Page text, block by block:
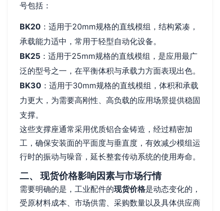
号包括：
BK20 ：适用于20mm规格的直线模组，结构紧凑，
承载能力适中，常用于轻型自动化设备。
BK25 ：适用于25mm规格的直线模组，是应用最广
泛的型号之一，在平衡体积与承载力方面表现出色。
BK30 ：适用于30mm规格的直线模组，体积和承载
力更大，为需要高刚性、高负载的应用场景提供稳固
支撑。
这些支撑座通常采用优质铝合金铸造，经过精密加
工，确保安装面的平面度与垂直度，有效减少模组运
行时的振动与噪音，延长整套传动系统的使用寿命。
二、 现货价格影响因素与市场行情
需要明确的是，工业配件的现货价格是动态变化的，
受原材料成本、市场供需、采购数量以及具体供应商